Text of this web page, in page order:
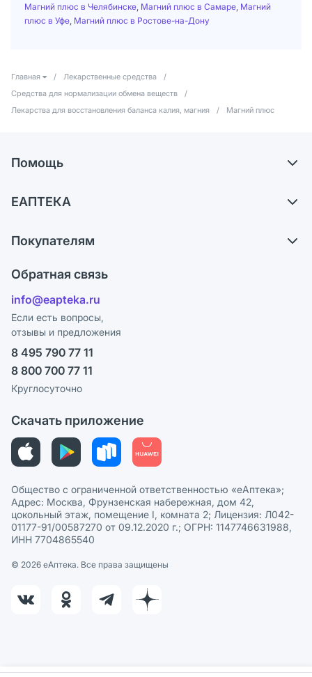
Магний плюс в Челябинске Магний плюс в Самаре Магний
плюс в Уфе Магний плюс в Ростове-на-Дону
Главная / Лекарственные средства
/
Средства для нормализации обмена веществ
/
Лекарства для восстановления баланса калия, магния
/ Магний плюс
Помощь
Обмен и возврат
Блог
ЕАПТЕКА
Карьера
Поставщики
Лицензия
Реклама на сайте
Ваши товары на ЕАПТЕКЕ
СМИ о нас
Покупателям
Программа СберСпасибо
Политика конфиденциальности
Пользовательское соглашение
Политика рекомендаций
Политика в отношении обработки персональных данных
Обратная связь
info@eapteka.ru
Если есть вопросы,
отзывы и предложения
8 495 790 77 11
8 800 700 77 11
Круглосуточно
Скачать приложение
Общество с ограниченной ответственностью «еАптека»;
Адрес: Москва, Фрунзенская набережная, дом 42,
цокольный этаж, помещение I, комната 2; Лицензия: Л042-
01177-91/00587270 от 09.12.2020 г.; ОГРН: 1147746631988,
ИНН 7704865540
© 2026 eАптека. Все права защищены